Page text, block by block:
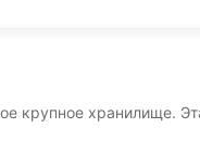
крупное хранилище.